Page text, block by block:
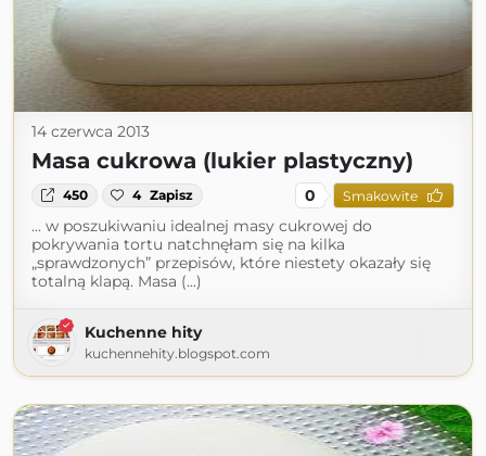
14 czerwca 2013
Masa cukrowa (lukier plastyczny)
450 4 Zapisz 0 Smakowite
... w poszukiwaniu idealnej masy cukrowej do
pokrywania tortu natchnęłam się na kilka
„sprawdzonych” przepisów, które niestety okazały się
totalną klapą. Masa (...)
Kuchenne hity
kuchennehity.blogspot.com